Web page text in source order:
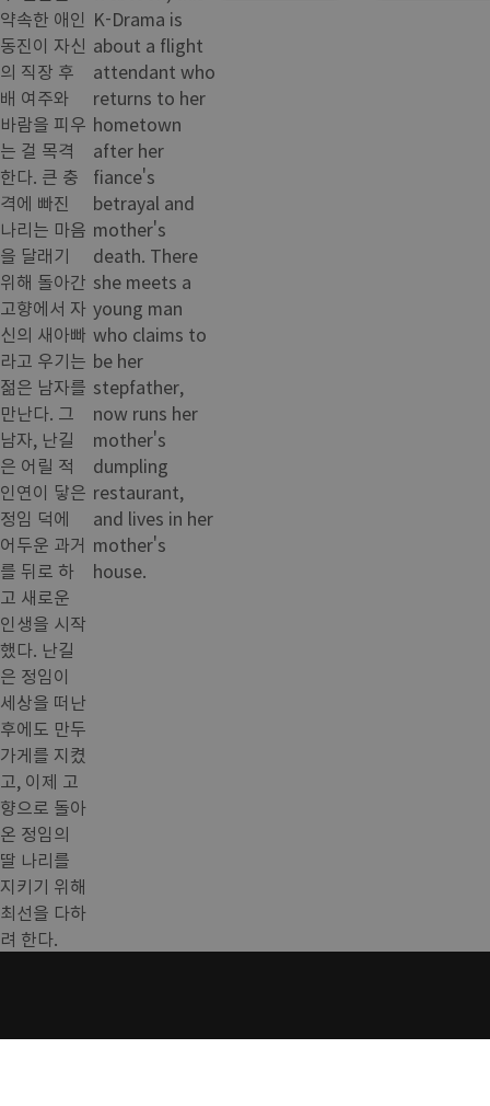
약속한 애인
동진이 자신
의 직장 후
배 여주와
바람을 피우
는 걸 목격
한다. 큰 충
격에 빠진
나리는 마음
을 달래기
위해 돌아간
고향에서 자
신의 새아빠
라고 우기는
젊은 남자를
만난다. 그
남자, 난길
은 어릴 적
인연이 닿은
정임 덕에
어두운 과거
를 뒤로 하
고 새로운
인생을 시작
했다. 난길
은 정임이
세상을 떠난
후에도 만두
가게를 지켰
고, 이제 고
향으로 돌아
온 정임의
딸 나리를
지키기 위해
최선을 다하
려 한다.
K-Drama is
about a flight
attendant who
returns to her
hometown
after her
fiance's
betrayal and
mother's
death. There
she meets a
young man
who claims to
be her
stepfather,
now runs her
mother's
dumpling
restaurant,
and lives in her
mother's
house.